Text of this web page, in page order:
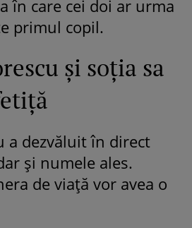
în care cei doi ar urma
primul copil.
și soția sa
a dezvăluit în direct
și numele ales.
de viață vor avea o